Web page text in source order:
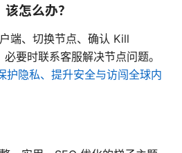
怎么办？
端、切换节点、确认 Kill
要时联系客服解决节点问题。
护隐私、提升安全与访闯全球内